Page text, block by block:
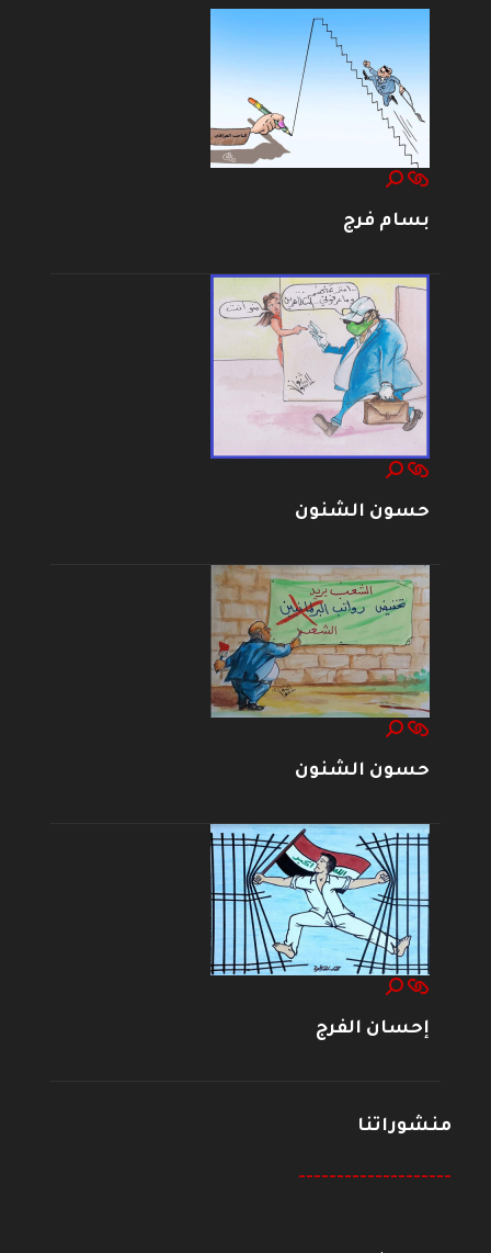
بسام فرج
حسون الشنون
حسون الشنون
إحسان الفرج
منشوراتنا
--------------------